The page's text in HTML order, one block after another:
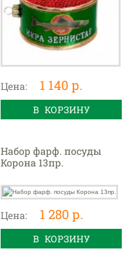
Цена: 1 140 р.
В КОРЗИНУ
Набор фарф. посуды
Корона 13пр.
Цена: 1 280 р.
В КОРЗИНУ